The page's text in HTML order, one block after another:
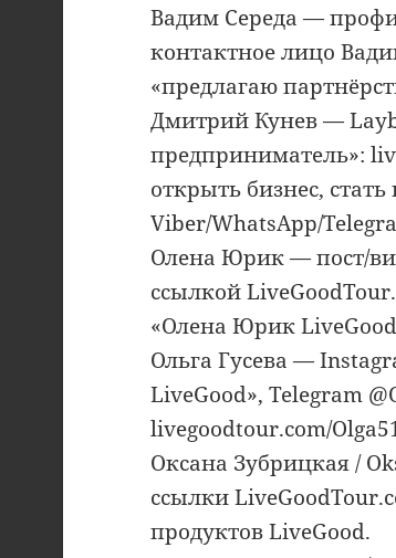
Вадим Середа —
контактное лицо
«предлагаю
Дмитрий Кунев —
предприниматель»:
открыть бизнес,
Viber/WhatsApp/
Олена Юрик — пост/
ссылкой
«Олена Юрик
Ольга Гусева —
LiveGood», Telegram
livegoodtour.com/
Оксана Зубрицкая /
ссылки
продуктов LiveGood.